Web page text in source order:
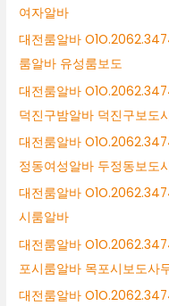
여자알바
대전룸알바
룸알바 유성룸보도
대전룸알바
덕진구밤알바 덕진구보도
대전룸알바
정동여성알바 두정동보도
대전룸알바
시룸알바
대전룸알바
포시룸알바 목포시보도사
대전룸알바